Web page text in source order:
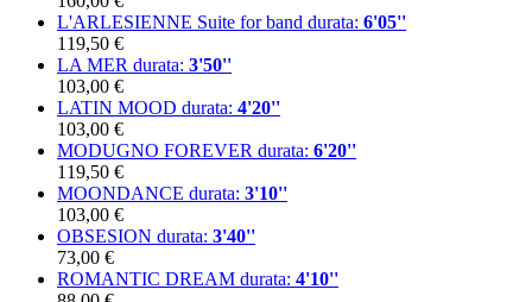
L'ARLESIENNE Suite for band durata: 6'05''
119,50 €
LA MER durata: 3'50''
103,00 €
LATIN MOOD durata: 4'20''
103,00 €
MODUGNO FOREVER durata: 6'20''
119,50 €
MOONDANCE durata: 3'10''
103,00 €
OBSESION durata: 3'40''
73,00 €
ROMANTIC DREAM durata: 4'10''